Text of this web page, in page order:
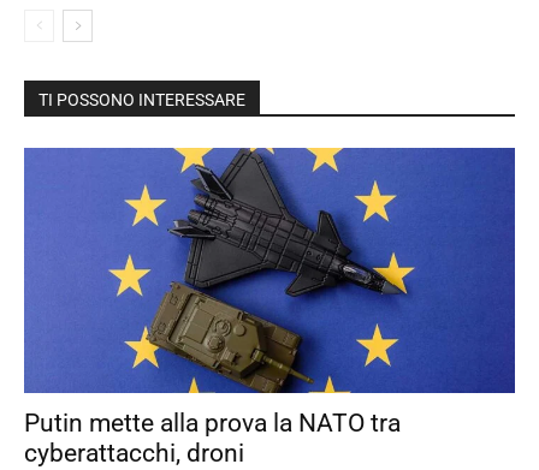
TI POSSONO INTERESSARE
Putin mette alla prova la NATO tra
cyberattacchi, droni